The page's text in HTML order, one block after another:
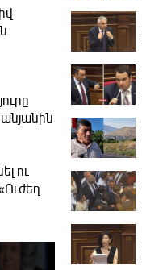
ու